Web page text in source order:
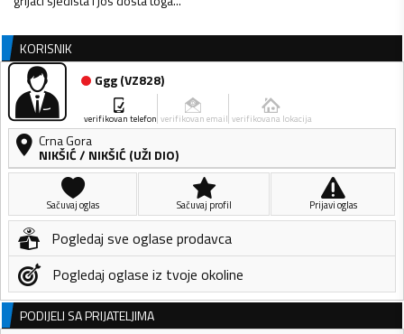
KORISNIK
Ggg(VZ828)
verifikovan telefon verifikovan email verifikovana lokacija
Crna Gora
NIKŠIĆ/ NIKŠIĆ (UŽI DIO)
Sačuvaj oglas Sačuvaj profil Prijavi oglas
Pogledaj sve oglase prodavca
Pogledaj oglase iz tvoje okoline
PODIJELI SA PRIJATELJIMA